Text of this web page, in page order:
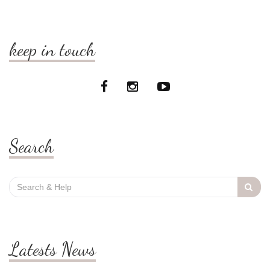
keep in touch
Search
Search
for:
Latests News